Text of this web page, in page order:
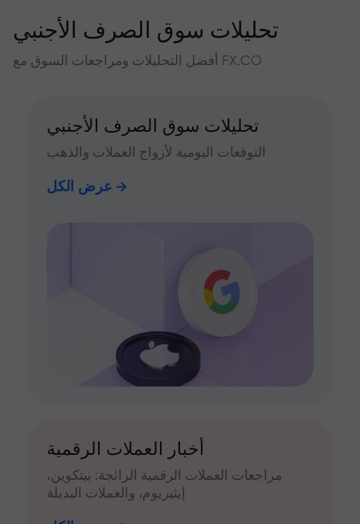
تحليلات سوق الصرف الأجنبي
أفضل التحليلات ومراجعات السوق مع FX.CO
تحليلات سوق الصرف الأجنبي
التوقعات اليومية لأزواج العملات والذهب
عرض الكل
أخبار العملات الرقمية
مراجعات العملات الرقمية الرائجة: بيتكوين،
إيثيريوم، والعملات البديلة